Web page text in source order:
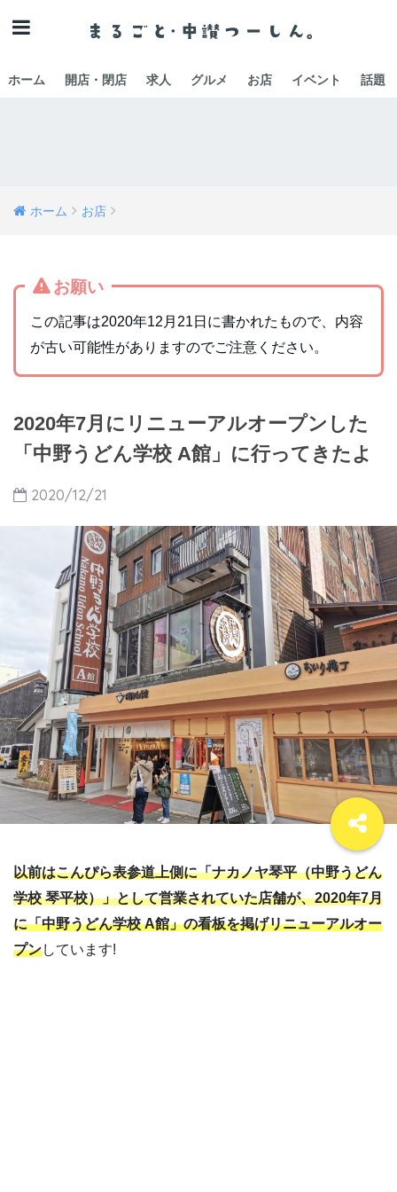
ホーム 開店・閉店 求人 グルメ お店 イベント 話題
ホーム お店
お願い
この記事は2020年12月21日に書かれたもので、内容
が古い可能性がありますのでご注意ください。
2020年7月にリニューアルオープンした
「中野うどん学校 A館」に行ってきたよ
2020/12/21
以前はこんぴら表参道上側に「ナカノヤ琴平（中野うどん
学校 琴平校）」として営業されていた店舗が、2020年7月
に「中野うどん学校 A館」の看板を掲げリニューアルオー
プンしています!